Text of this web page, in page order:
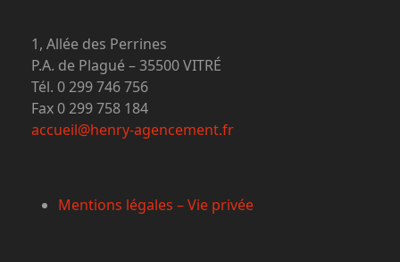
1, Allée des Perrines
P.A. de Plagué – 35500 VITRÉ
Tél. 0 299 746 756
Fax 0 299 758 184
accueil@henry-agencement.fr
Mentions légales – Vie privée